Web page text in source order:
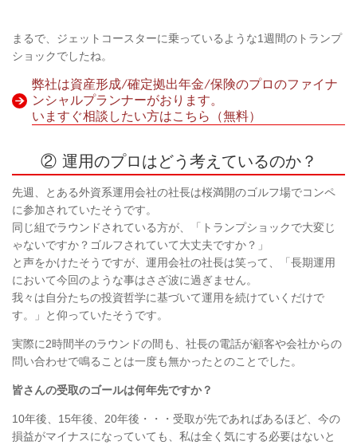
まるで、ジェットコースターに乗っているような1週間のトランプ
ショックでしたね。
弊社は資産形成/確定拠出年金/保険のプロのファイナ
ンシャルプランナーがおります。
いますぐ相談したい方はこちら（無料）
② 運用のプロはどう考えているのか？
先週、とある外資系運用会社の社長は桜満開のゴルフ場でコンペ
に参加されていたそうです。
同じ組でラウンドされている方が、「トランプショックで大変じ
ゃないですか？ゴルフされていて大丈夫ですか？」
と声をかけたそうですが、運用会社の社長は笑って、「長期運用
において今回のような事はさざ波に過ぎません。
我々は自分たちの投資哲学に基づいて運用を続けていくだけで
す。」と仰っていたそうです。
実際に2時間半のラウンドの間も、社長の電話が顧客や会社からの
問い合わせで鳴ることは一度も無かったとのことでした。
皆さんの受取のゴールは何年先ですか？
10年後、 15年後、 20年後・・・受取が先であればあるほど、今の
損益がマイナスになっていても、私は全く気にする必要はないと